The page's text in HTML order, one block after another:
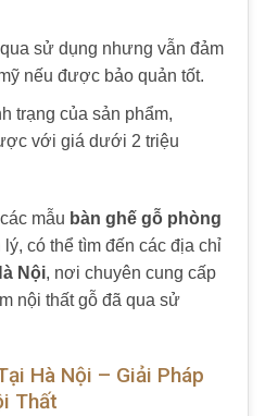
sử dụng nhưng vẫn đảm
nếu được bảo quản tốt.
trạng của sản phẩm,
với giá dưới 2 triệu
mẫu bàn ghế gỗ phòng
lý, có thể tìm đến các địa chỉ
Nội, nơi chuyên cung cấp
nội thất gỗ đã qua sử
Hà Nội – Giải Pháp
Thất